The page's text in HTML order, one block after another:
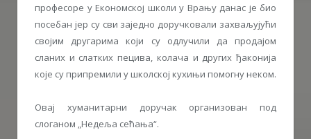
професоре у Економској школи у Врању данас је био
посебан јер су сви заједно доручковали захваљујући
својим другарима који су одлучили да продајом
сланих и слатких пецива, колача и других ђаконија
које су припремили у школској кухињи помогну неком.
Овај хуманитарни доручак организован под
слоганом „Недеља сећања“.